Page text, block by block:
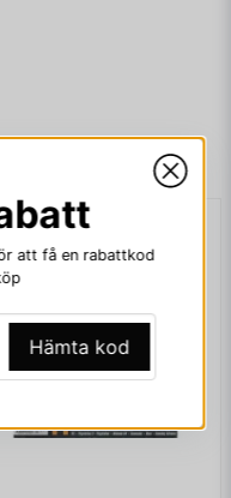
att få en rabattkod
Hämta kod